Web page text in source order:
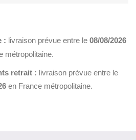
: livraison prévue entre le 08/08/2026
métropolitaine.
retrait : livraison prévue entre le
en France métropolitaine.